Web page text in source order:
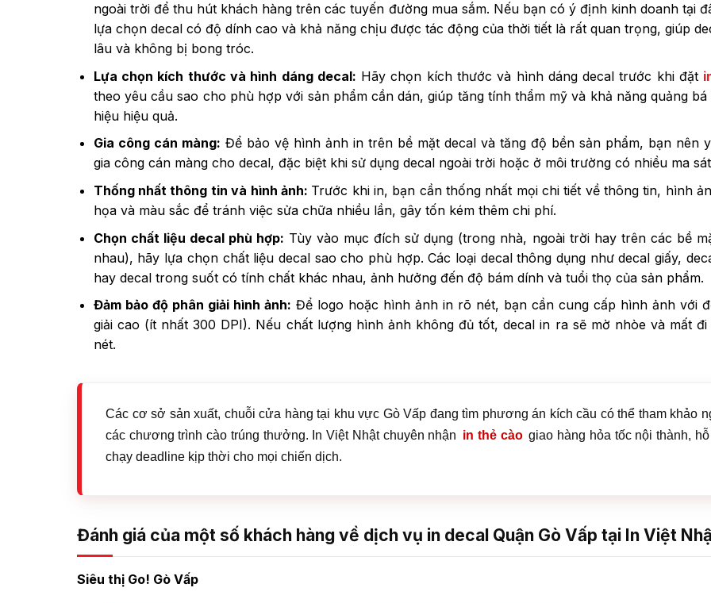
ngoài trời để thu hút khách hàng trên các tuyến đường mua sắm. Nếu bạn có ý định kinh doanh tại
lựa chọn decal có độ dính cao và khả năng chịu được tác động của thời tiết là rất quan trọng, giúp
lâu và không bị bong tróc.
Lựa chọn kích thước và hình dáng decal: Hãy chọn kích thước và hình dáng decal trước khi đặt
theo yêu cầu sao cho phù hợp với sản phẩm cần dán, giúp tăng tính thẩm mỹ và khả năng quảng bá
hiệu hiệu quả.
Gia công cán màng: Để bảo vệ hình ảnh in trên bề mặt decal và tăng độ bền sản phẩm, bạn nên
gia công cán màng cho decal, đặc biệt khi sử dụng decal ngoài trời hoặc ở môi trường có nhiều ma
Thống nhất thông tin và hình ảnh: Trước khi in, bạn cần thống nhất mọi chi tiết về thông tin, hình
họa và màu sắc để tránh việc sửa chữa nhiều lần, gây tốn kém thêm chi phí.
Chọn chất liệu decal phù hợp: Tùy vào mục đích sử dụng (trong nhà, ngoài trời hay trên các bề
nhau), hãy lựa chọn chất liệu decal sao cho phù hợp. Các loại decal thông dụng như decal giấy,
hay decal trong suốt có tính chất khác nhau, ảnh hưởng đến độ bám dính và tuổi thọ của sản phẩm.
Đảm bảo độ phân giải hình ảnh: Để logo hoặc hình ảnh in rõ nét, bạn cần cung cấp hình ảnh với
giải cao (ít nhất 300 DPI). Nếu chất lượng hình ảnh không đủ tốt, decal in ra sẽ mờ nhòe và mất
nét.
Các cơ sở sản xuất, chuỗi cửa hàng tại khu vực Gò Vấp đang tìm phương án kích cầu có thể tham khảo
các chương trình cào trúng thưởng. In Việt Nhật chuyên nhận in thẻ cào giao hàng hỏa tốc nội thành,
chạy deadline kịp thời cho mọi chiến dịch.
Đánh giá của một số khách hàng về dịch vụ in decal Quận Gò Vấp tại In Việt
Siêu thị Go! Gò Vấp